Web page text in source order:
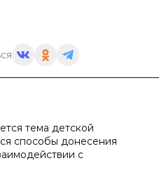
тема детской
способы донесения
с